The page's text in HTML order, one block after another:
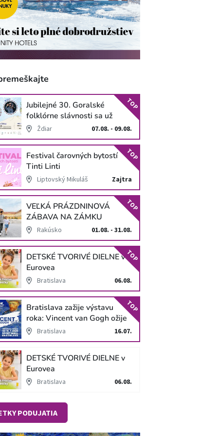
Jubilejné 30. Goralské
folklórne slávnosti sa už
blížiaŽdiar 07.08. - 09.08.
TOP
Festival čarovných bytostí
Tinti Linti
Liptovský Mikuláš Zajtra
TOP
VEĽKÁ PRÁZDNINOVÁ
ZÁBAVA NA ZÁMKU
SCHLOSS HOF
Rakúsko 01.08. - 31.08.
TOP
DETSKÉ TVORIVÉ DIELNE v
Eurovea
Bratislava 06.08.
TOP
Bratislava zažije výstavu
roka: Vincent van Gogh ožije
v unikátnej imerzívnej šou!
Bratislava 16.07.
TOP
DETSKÉ TVORIVÉ DIELNE v
Eurovea
Bratislava 06.08.
PODUJATIA